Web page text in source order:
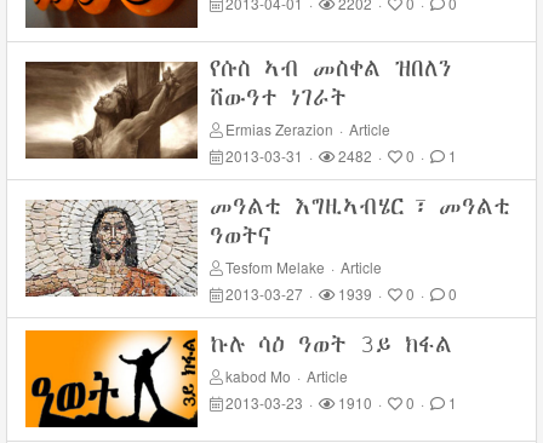
የሱስ ኣብ መስቀል ዝበለን
ሸውዓተ ነገራት
Ermias Zerazion · Article
2013-03-31 · 2482 · 0 · 1
መዓልቲ እግዚኣብሄር፣ መዓልቲ
ዓወትና
Tesfom Melake · Article
2013-03-27 · 1939 · 0 · 0
ኩሉ ሳዕ ዓወት 3ይ ክፋል
kabod Mo · Article
2013-03-23 · 1910 · 0 · 1